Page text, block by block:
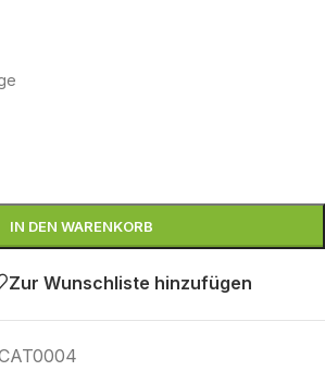
IN DEN WARENKORB
Zur Wunschliste hinzufügen